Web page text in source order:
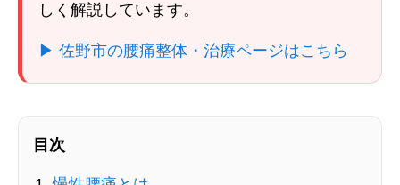
しく解説しています。
▶︎ 佐野市の腰痛整体・治療ページはこちら
目次